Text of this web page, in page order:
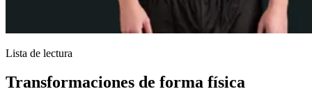
Lista de lectura
Transformaciones de forma física